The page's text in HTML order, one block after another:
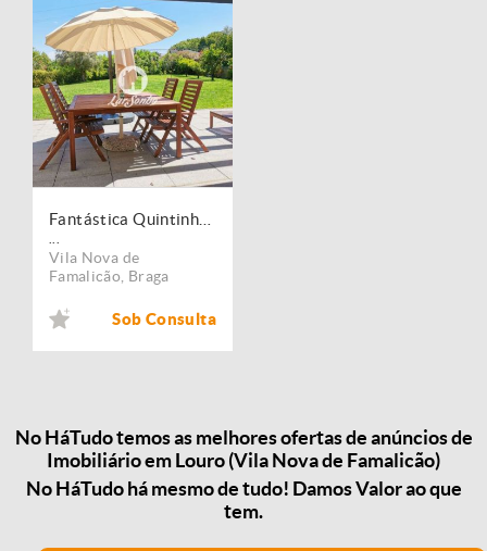
Vila Nova de
Famalicão Braga
Sob Consulta
No HáTudo temos as melhores ofertas de anúncios de
Imobiliário em Louro (Vila Nova de Famalicão)
No HáTudo há mesmo de tudo! Damos Valor ao que
tem.